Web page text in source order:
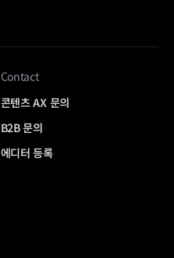
Contact
콘텐츠 AX 문의
B2B 문의
에디터 등록